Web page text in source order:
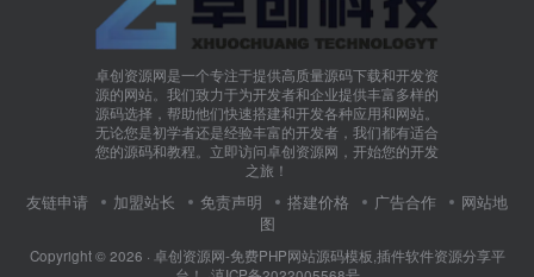
卓创资源网是一个专注于提供高质量源码下载和开发资
源的网站。我们致力于为开发者和企业提供丰富多样的
源码选择，帮助他们快速搭建和开发各种应用和网站。
无论您是初学者还是经验丰富的开发者，我们都有适合
您的源码和教程。立即访问卓创资源网，开始您的开发
之旅！
友链申请 加盟站长 免责声明 搭建价格 广告合作
网站地
图
Copyright © 2026 · 卓创资源网-免费PHP网站源码模板,插件软件资源分享平